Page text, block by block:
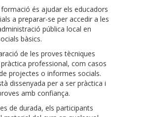
és ajudar els educadors
a preparar-se per accedir a les
pública local en
bàsics.
de les proves tècniques
professional, com casos
projectes o informes socials.
dissenyada per a ser pràctica i
amb confiança.
de durada, els participants